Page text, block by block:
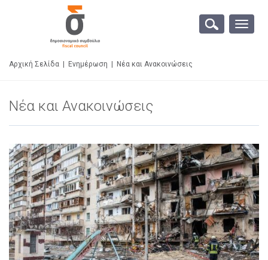
Toggle
Αρχική Σελίδα Ενημέρωση Νέα και Ανακοινώσεις
Νέα και Ανακοινώσεις